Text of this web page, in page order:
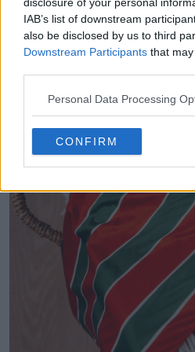
IAB’s list of downstream
also be disclosed by us to third
Downstream Participants that
Personal Data Processing
CONFIRM